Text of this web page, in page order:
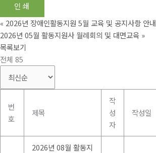
인쇄
« 2026년 장애인활동지원 5월 교육 및 공지사항 안내
2026년 05월 활동지원사 월례회의 및 대면교육 »
목록보기
전체 85
번
호
제목
작
성
자
작성일
2026년 08월 활동지